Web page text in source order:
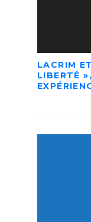
LACRIM
LIBERTÉ